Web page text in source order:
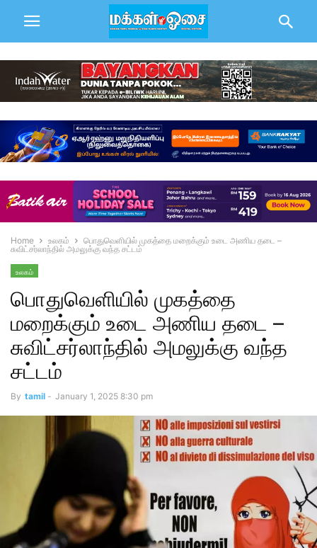
Home உலகம்
பொதுவெளியில் முகத்தை மறைக்கும் உடை அணிய தடை –
சுவிட்சர்லாந்தில் அமலுக்கு வந்த சட்டம்
உலகம்
பொதுவெளியில் முகத்தை
மறைக்கும் உடை அணிய தடை –
சுவிட்சர்லாந்தில் அமலுக்கு வந்த
சட்டம்
By tamil - January 1, 2025 8:30 pm